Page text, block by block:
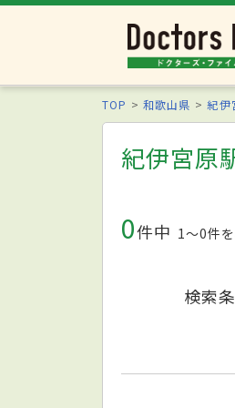
TOP 和歌山県 紀伊
紀伊宮原
0件中 1〜0件
検索